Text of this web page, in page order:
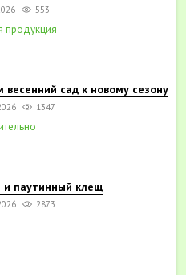
553
продукция
весенний сад к новому сезону
1347
и паутинный клещ
2873